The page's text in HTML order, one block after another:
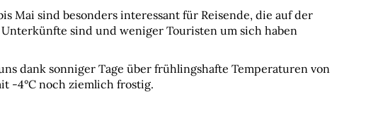
Mai sind besonders interessant für Reisende, die auf der
sind und weniger Touristen um sich haben
dank sonniger Tage über frühlingshafte Temperaturen von
-4°C noch ziemlich frostig.